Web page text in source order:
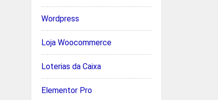
Wordpress
Loja Woocommerce
Loterias da Caixa
Elementor Pro